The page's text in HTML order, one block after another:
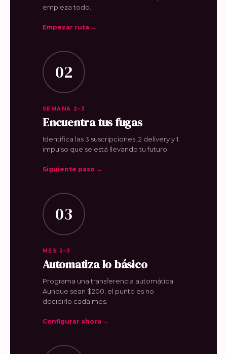
empieza todo.
Empezar ruta →
02
SEMANA 2–3
Encuentra tus fugas
Identifica las 3 suscripciones, 2 delivery y 1
impulso que se está llevando tu futuro.
Siguiente paso →
03
MES 2–3
Automatiza lo básico
Programa una transferencia automática.
Aunque sean $200, el punto es no
decidirlo cada mes.
Configurar ahora →